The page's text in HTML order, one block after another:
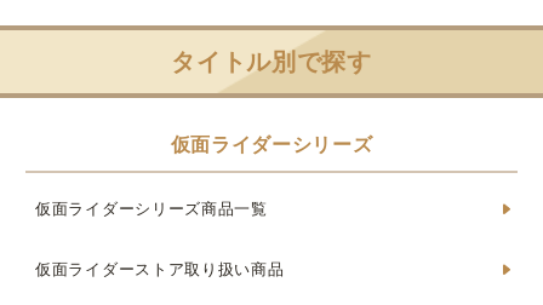
タイトル別で探す
仮面ライダーシリーズ
仮面ライダーシリーズ商品一覧
仮面ライダーストア取り扱い商品